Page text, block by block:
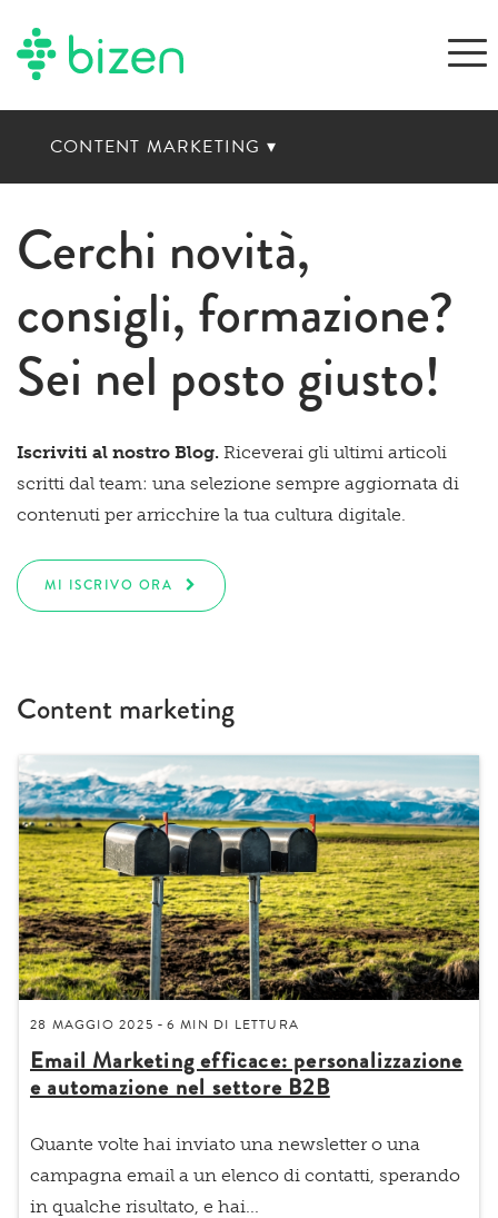
CONTENT MARKETING ▾
Cerchi novità,
consigli, formazione?
Sei nel posto giusto!
Iscriviti al nostro Blog. Riceverai gli ultimi articoli
scritti dal team: una selezione sempre aggiornata di
contenuti per arricchire la tua cultura digitale.
MI ISCRIVO ORA
Content marketing
28 MAGGIO 2025 - 6 MIN DI LETTURA
Email Marketing efficace: personalizzazione
e automazione nel settore B2B
Quante volte hai inviato una newsletter o una
campagna email a un elenco di contatti, sperando
in qualche risultato, e hai...